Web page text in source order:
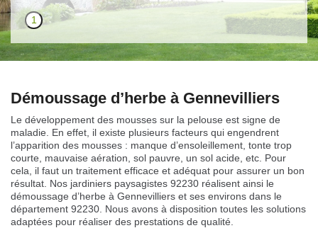
1
Démoussage d’herbe à Gennevilliers
Le développement des mousses sur la pelouse est signe de
maladie. En effet, il existe plusieurs facteurs qui engendrent
l’apparition des mousses : manque d’ensoleillement, tonte trop
courte, mauvaise aération, sol pauvre, un sol acide, etc. Pour
cela, il faut un traitement efficace et adéquat pour assurer un bon
résultat. Nos jardiniers paysagistes 92230 réalisent ainsi le
démoussage d’herbe à Gennevilliers et ses environs dans le
département 92230. Nous avons à disposition toutes les solutions
adaptées pour réaliser des prestations de qualité.